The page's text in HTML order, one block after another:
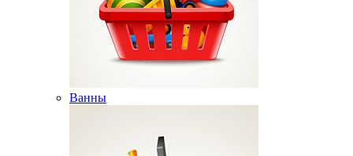
Ванны